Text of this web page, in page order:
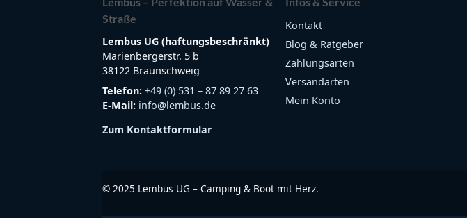
Straße
Lembus UG (haftungsbeschränkt)
Marienbergerstr. 5 b
38122 Braunschweig
Telefon: +49 (0) 531 – 87 89 27 63
E-Mail: info@lembus.de
Zum Kontaktformular
Kontakt
Blog & Ratgeber
Zahlungsarten
Versandarten
Mein Konto
© 2025 Lembus UG – Camping & Boot mit Herz.